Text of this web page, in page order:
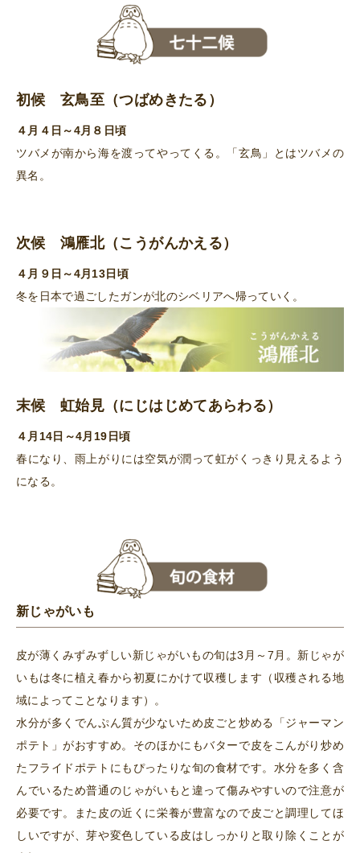
初候 玄鳥至（つばめきたる）
４月４日～4月８日頃
ツバメが南から海を渡ってやってくる。「玄鳥」とはツバメの
異名。
次候 鴻雁北（こうがんかえる）
４月９日～4月13日頃
冬を日本で過ごしたガンが北のシベリアへ帰っていく。
末候 虹始見（にじはじめてあらわる）
４月14日～4月19日頃
春になり、雨上がりには空気が潤って虹がくっきり見えるよう
になる。
新じゃがいも
皮が薄くみずみずしい新じゃがいもの旬は3月～7月。新じゃが
いもは冬に植え春から初夏にかけて収穫します（収穫される地
域によってことなります）。
水分が多くでんぷん質が少ないため皮ごと炒める「ジャーマン
ポテト」がおすすめ。そのほかにもバターで皮をこんがり炒め
たフライドポテトにもぴったりな旬の食材です。水分を多く含
んでいるため普通のじゃがいもと違って傷みやすいので注意が
必要です。また皮の近くに栄養が豊富なので皮ごと調理してほ
しいですが、芽や変色している皮はしっかりと取り除くことが